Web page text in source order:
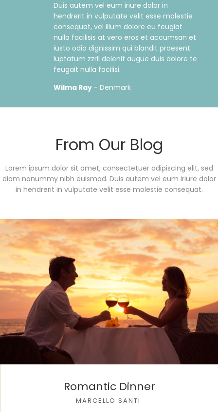
Duis autem vel eum iriure dolor in
hendrerit in vulputate velit esse molestie
consequat, vel illum dolore eu feugiat
nulla facilisis at vero eros et accumsan et
iusto odio dignissim qui blandit praesent
luptatum zzril delenit augue duis dolore te
feugait nulla facilisi.
Wilma Ray - Denmark
From Our Blog
Lorem ipsum dolor sit amet, consectetuer adipiscing elit, sed
diam nonummy nibh euismod. Duis autem vel eum iriure dolor
in hendrerit in vulputate velit esse molestie consequat.
Romantic Dinner
MARCELLO SANTI